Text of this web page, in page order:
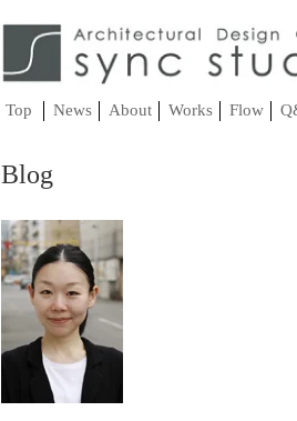
Top News About Works Flow
Blog